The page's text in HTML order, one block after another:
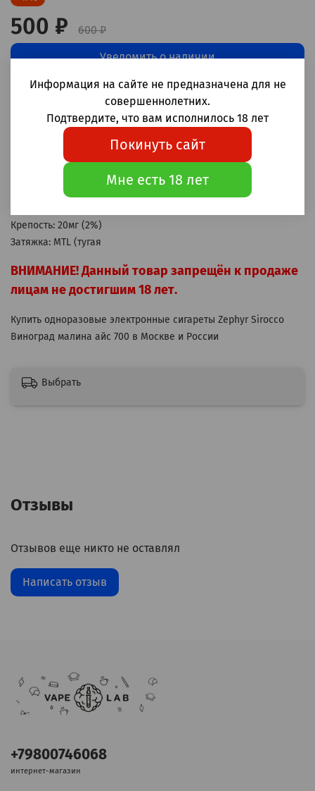
Добавить в сравнение
500 ₽
600 ₽
Уведомить о наличии
Одноразовые электронные сигареты Zephyr Sirocco Виноград
малина айс 700 затяжек
Аккумулятор: 380мАч
Крепость: 20мг (2%)
Затяжка: MTL (тугая
ВНИМАНИЕ! Данный товар запрещён к продаже
лицам не достигшим 18 лет.
Купить одноразовые электронные сигареты Zephyr Sirocco
Виноград малина айс 700 в Москве и России
Выбрать
Отзывы
Отзывов еще никто не оставлял
Написать отзыв
+79800746068
интернет-магазин
Информация на сайте не предназначена для не
совершеннолетних.
Подтвердите, что вам исполнилось 18 лет
Покинуть сайт
Мне есть 18 лет